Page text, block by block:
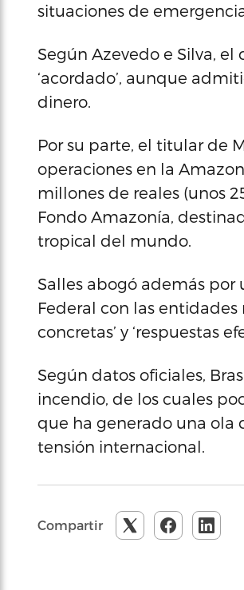
situaciones de
Según Azevedo e Silva,
‘acordado’, aunque
dinero.
Por su parte, el titular de
operaciones en la
millones de reales (unos
Fondo Amazonía,
tropical del mundo.
Salles abogó además por
Federal con las entidades
concretas’ y ‘respuestas
Según datos oficiales,
incendio, de los cuales
que ha generado una ola
tensión internacional.
Compartir